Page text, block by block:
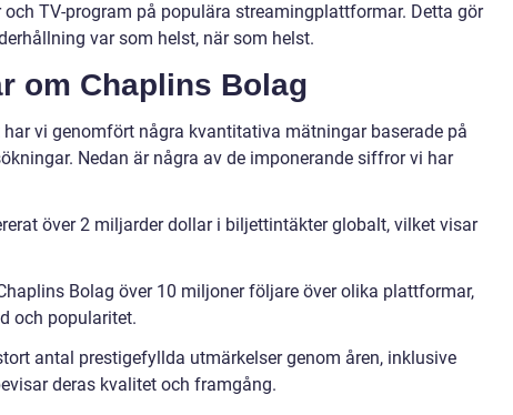
TV-program på populära streamingplattformar. Detta gör
var som helst, när som helst.
om Chaplins Bolag
vi genomfört några kvantitativa mätningar baserade på
Nedan är några av de imponerande siffror vi har
över 2 miljarder dollar i biljettintäkter globalt, vilket visar
Bolag över 10 miljoner följare över olika plattformar,
och popularitet.
antal prestigefyllda utmärkelser genom åren, inklusive
deras kvalitet och framgång.